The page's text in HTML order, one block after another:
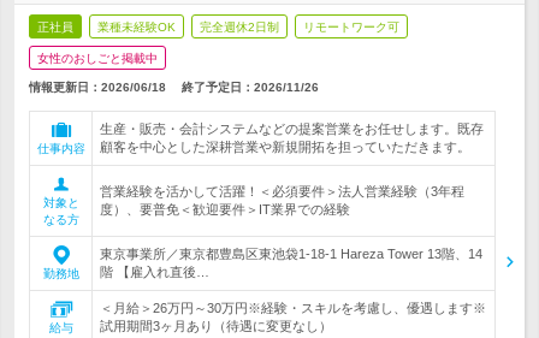
正社員 業種未経験OK 完全週休2日制 リモートワーク可
女性のおしごと掲載中
情報更新日：2026/06/18 終了予定日： 2026/11/26
仕事内容
生産・販売・会計システムなどの提案営業をお任せします。既存
顧客を中心とした深耕営業や新規開拓を担っていただきます。
対象と
なる方
営業経験を活かして活躍！＜必須要件＞法人営業経験（3年程
度）、要普免＜歓迎要件＞IT業界での経験
勤務地
東京事業所／東京都豊島区東池袋1-18-1 Hareza Tower 13階、14
階 【雇入れ直後…
給与
＜月給＞26万円～30万円※経験・スキルを考慮し、優遇します※
試用期間3ヶ月あり（待遇に変更なし）